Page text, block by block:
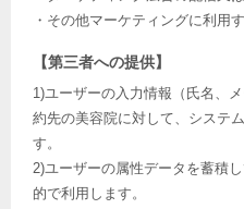
・その他マーケティングに利用
【第三者への提供】
1)ユーザーの入力情報（氏名、
約先の美容院に対して、システ
す。
2)ユーザーの属性データを蓄積
的で利用します。